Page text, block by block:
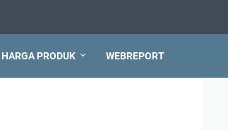
HARGA PRODUK WEBREPORT